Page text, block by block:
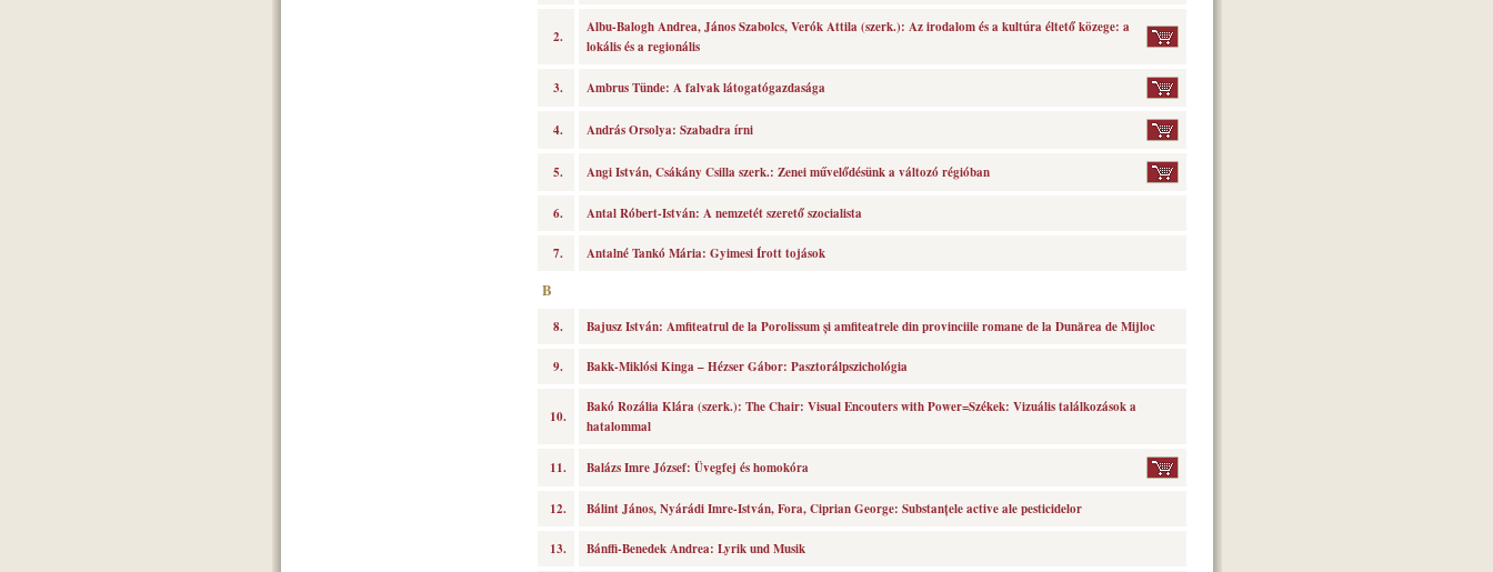
2.
Albu-Balogh Andrea, János Szabolcs, Verók Attila (szerk.): Az irodalom és a kultúra éltető közege: a
lokális és a regionális
3. Ambrus Tünde: A falvak látogatógazdasága
4. András Orsolya: Szabadra írni
5. Angi István, Csákány Csilla szerk.: Zenei művelődésünk a változó régióban
6. Antal Róbert-István: A nemzetét szerető szocialista
7. Antalné Tankó Mária: Gyimesi Írott tojások
B
8. Bajusz István: Amfiteatrul de la Porolissum și amfiteatrele din provinciile romane de la Dunărea de Mijloc
9. Bakk-Miklósi Kinga – Hézser Gábor: Pasztorálpszichológia
10.
Bakó Rozália Klára (szerk.): The Chair: Visual Encouters with Power=Székek: Vizuális találkozások a
hatalommal
11. Balázs Imre József: Üvegfej és homokóra
12. Bálint János, Nyárádi Imre-István, Fora, Ciprian George: Substanțele active ale pesticidelor
13. Bánffi-Benedek Andrea: Lyrik und Musik